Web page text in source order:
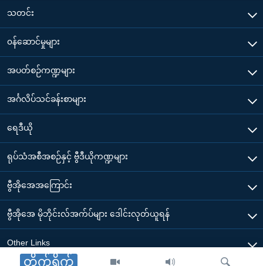
တိုက်ရိုက်
သတင်း
၀န်ဆောင်မှုများ
အပတ်စဉ်ကဏ္ဍများ
အင်္ဂလိပ်သင်ခန်းစာများ
ရေဒီယို
ရုပ်သံအစီအစဉ်နှင့် ဗွီဒီယိုကဏ္ဍများ
ဗွီအိုအေအကြောင်း
ဗွီအိုအေ မိုဘိုင်းလ်အက်ပ်များ ဒေါင်းလုတ်ယူရန်
Other Links